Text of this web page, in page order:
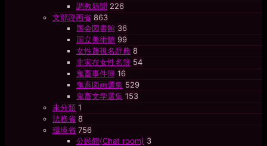
調教新聞 226
文部淫画省 863
国会図書館 36
国立美術館 99
女性蔑視名辞典 8
非実在女性名簿 54
鬼畜事件簿 16
鬼畜図画選集 529
鬼畜文学選集 153
未分類 1
法務省 8
環境省 756
公民館(Chat room) 3